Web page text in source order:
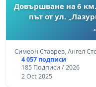
Довършване на 6
път от ул.
Симеон Ставрев, Ангел
4 057 подписи
185 Подписи / 2026
2 Oct 2025